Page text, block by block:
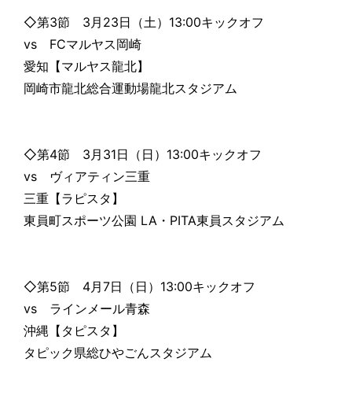
◇第3節 3月23日（土）13:00キックオフ
vs FCマルヤス岡崎
愛知【マルヤス龍北】
岡崎市龍北総合運動場龍北スタジアム
◇第4節 3月31日（日）13:00キックオフ
vs ヴィアティン三重
三重【ラピスタ】
東員町スポーツ公園 LA・PITA東員スタジアム
◇第5節 4月7日（日）13:00キックオフ
vs ラインメール青森
沖縄【タピスタ】
タピック県総ひやごんスタジアム